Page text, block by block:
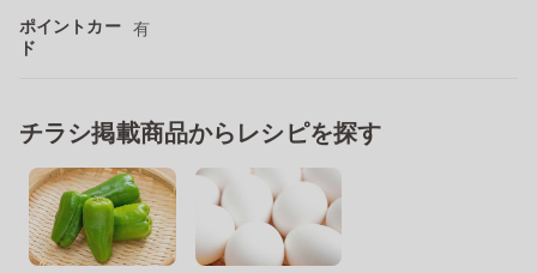
ポイントカー
ド
有
チラシ掲載商品からレシピを探す